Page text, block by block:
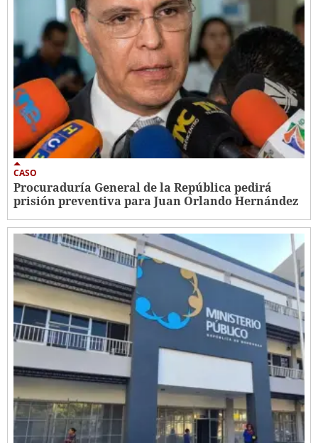
CASO
Procuraduría General de la República pedirá
prisión preventiva para Juan Orlando Hernández